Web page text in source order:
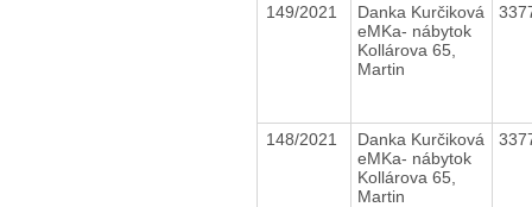
149/2021
Danka Kurčiková
eMKa- nábytok
Kollárova 65,
Martin
148/2021
Danka Kurčiková
eMKa- nábytok
Kollárova 65,
Martin